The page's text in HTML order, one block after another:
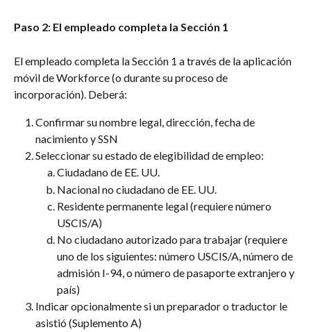
Paso 2: El empleado completa la Sección 1
El empleado completa la Sección 1 a través de la aplicación
móvil de Workforce (o durante su proceso de
incorporación). Deberá:
Confirmar su nombre legal, dirección, fecha de
nacimiento y SSN
Seleccionar su estado de elegibilidad de empleo:
Ciudadano de EE. UU.
Nacional no ciudadano de EE. UU.
Residente permanente legal (requiere número
USCIS/A)
No ciudadano autorizado para trabajar (requiere
uno de los siguientes: número USCIS/A, número de
admisión I-94, o número de pasaporte extranjero y
país)
Indicar opcionalmente si un preparador o traductor le
asistió (Suplemento A)